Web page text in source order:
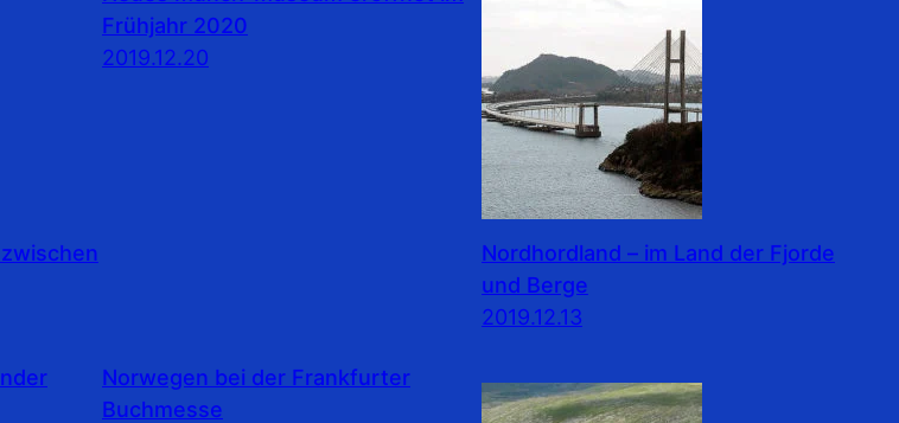
Frühjahr 2020
2019.12.20
Nordhordland – im Land der Fjorde
und Berge
2019.12.13
Norwegen bei der Frankfurter
Buchmesse